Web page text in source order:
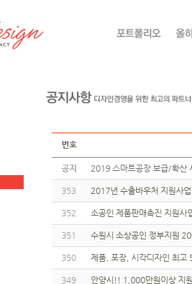
번호
공지 2019 스마트공장 보급/확
353 2017년 수출바우처 지원사
352 소공인 제품판매촉진 지원
351 수원시 소상공인 정부지원
350 제품, 포장, 시각디자인 최
349 안양시!! 1,000만원이상 지